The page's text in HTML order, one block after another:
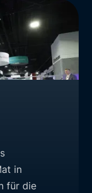
in
für die